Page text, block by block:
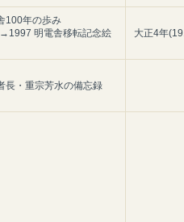
100年の歩み
明電舎移転記念絵
大正4年
長・重宗芳水の備忘録